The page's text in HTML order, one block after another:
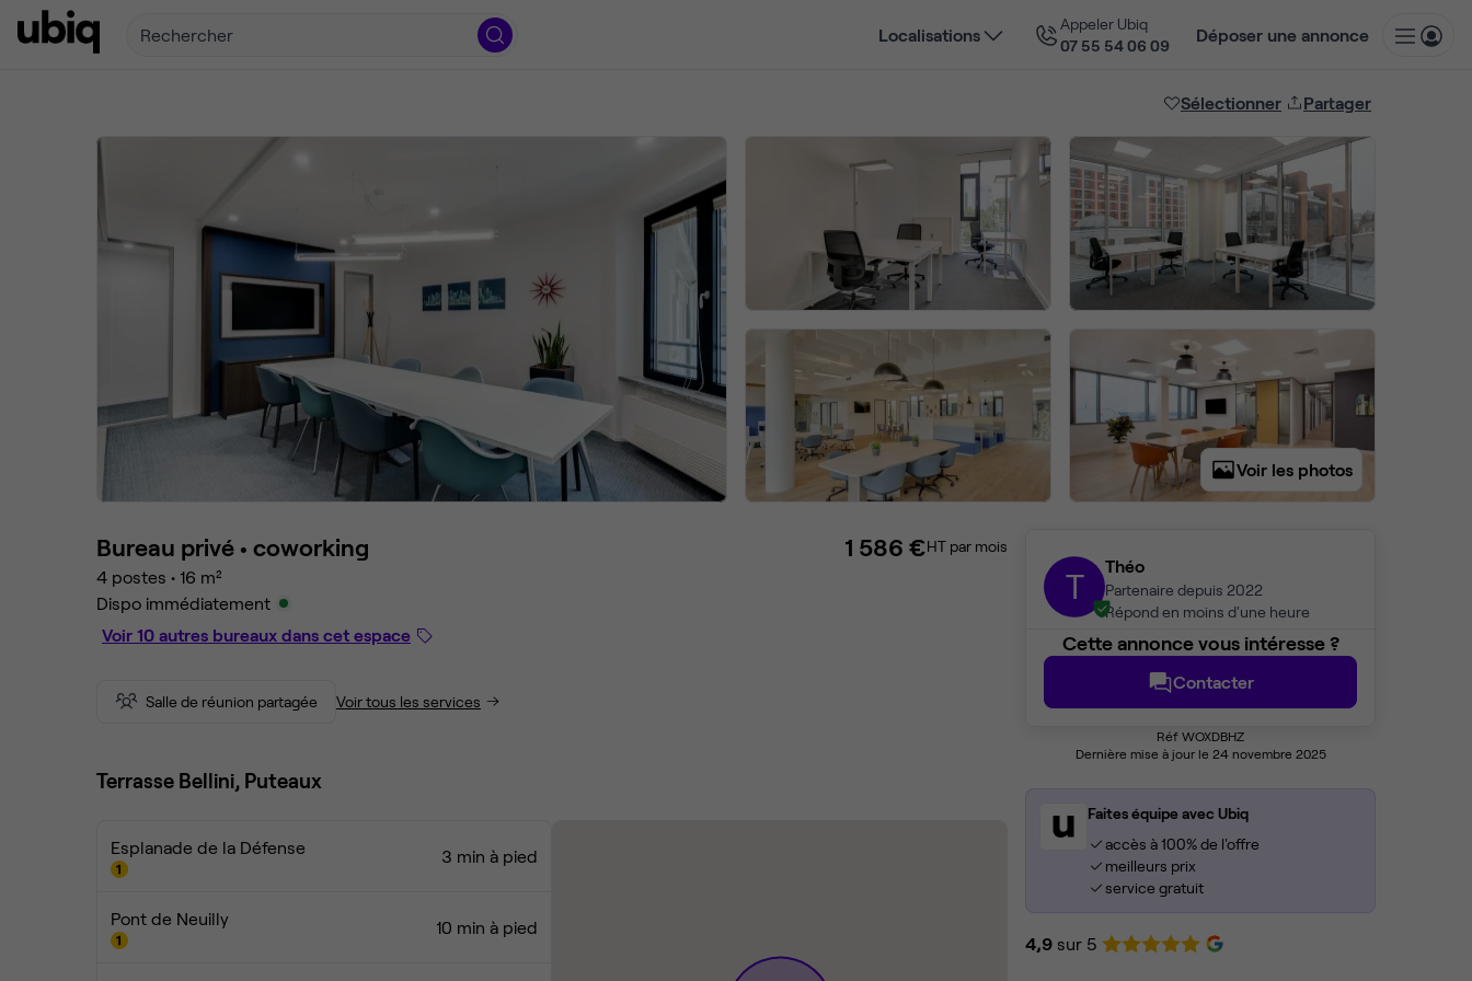
Rechercher Localisations
Appeler Ubiq
07 55 54 06 09
Déposer une annonce
Sélectionner Partager
Voir les photos
T Théo
Partenaire depuis 2022
Répond en moins d'une heure
Cette annonce vous intéresse ?
Contacter
Réf WOXDBHZ
Dernière mise à jour le 24 novembre 2025
Faites équipe avec Ubiq
accès à 100% de l'offre
meilleurs prix
service gratuit
4,9 sur 5
Bureau privé • coworking
4 postes • 16 m²
Dispo immédiatement
Voir 10 autres bureaux dans cet espace
1 586 €HT par mois
Salle de réunion partagée Voir tous les services
Terrasse Bellini, Puteaux
Esplanade de la Défense 3 min à pied
Pont de Neuilly 10 min à pied